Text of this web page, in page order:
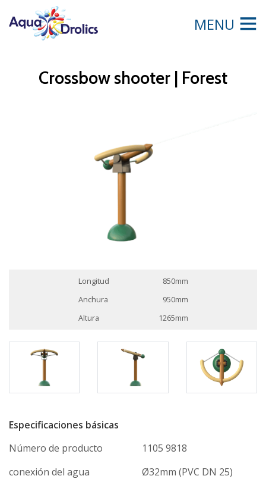
MENU
Crossbow shooter | Forest
Longitud
850mm
Anchura
950mm
Altura
1265mm
Especificaciones básicas
Número de producto
1105 9818
conexión del agua
Ø32mm (PVC DN 25)